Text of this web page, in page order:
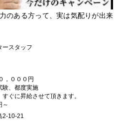
のある方って、実は気配りが出来
ースタッフ
，０００円
験、都度実施
ぐに昇給させて頂きます。
～
2-10-21